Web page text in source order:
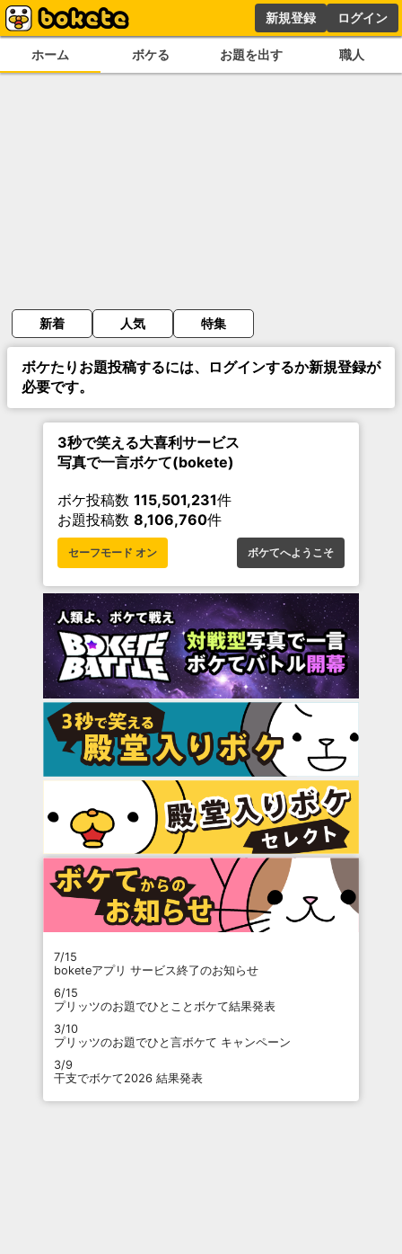
新規登録 ログイン
ホーム ボケる お題を出す 職人
新着 人気 特集
ボケたりお題投稿するには、ログインするか新規登録が
必要です。
3秒で笑える大喜利サービス
写真で一言ボケて(bokete)
ボケ投稿数 115,501,231件
お題投稿数 8,106,760件
セーフモード オン ボケてへようこそ
7/15
boketeアプリ サービス終了のお知らせ
6/15
プリッツのお題でひとことボケて結果発表
3/10
プリッツのお題でひと言ボケて キャンペーン
3/9
干支でボケて2026 結果発表